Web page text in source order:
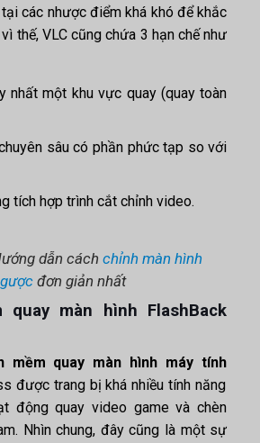
các nhược điểm khá khó để khắc
thế, VLC cũng chứa 3 hạn chế như
nhất một khu vực quay (quay toàn
sâu có phần phức tạp so với
tích hợp trình cắt chỉnh video.
dẫn cáchchỉnh màn hình
đơn giản nhất
quay màn hình FlashBack
mềm quay màn hình máy tính
được trang bị khá nhiều tính năng
động quay video game và chèn
Nhìn chung, đây cũng là một sự